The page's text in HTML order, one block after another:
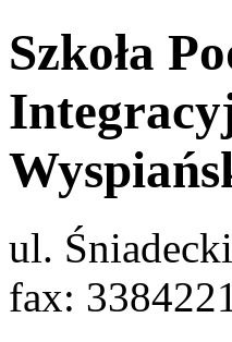
Szkoła
ul.
fax: